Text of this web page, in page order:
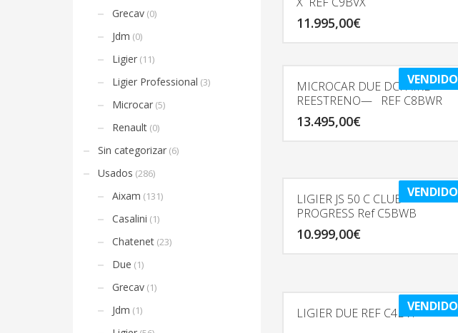
11.995,00€
VENDIDO
MICROCAR DUE DCI AIRE—
REESTRENO— REF C8BWR
13.495,00€
VENDIDO
LIGIER JS 50 C CLUB
PROGRESS Ref C5BWB
10.999,00€
VENDIDO
LIGIER DUE REF C4BVF
Grecav (0)
Jdm (0)
Ligier (11)
Ligier Professional (3)
Microcar (5)
Renault (0)
Sin categorizar (6)
Usados (286)
Aixam (131)
Casalini (1)
Chatenet (23)
Due (1)
Grecav (1)
Jdm (1)